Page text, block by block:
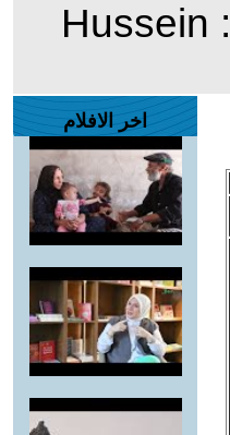
- رد الى: Hussein
اخر الافلام